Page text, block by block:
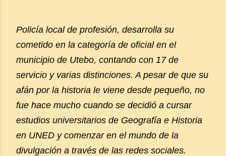
Policía local de profesión, desarrolla su
cometido en la categoría de oficial en el
municipio de Utebo, contando con 17 de
servicio y varias distinciones. A pesar de que su
afán por la historia le viene desde pequeño, no
fue hace mucho cuando se decidió a cursar
estudios universitarios de Geografía e Historia
en UNED y comenzar en el mundo de la
divulgación a través de las redes sociales.